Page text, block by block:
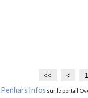
<< <
1
Penhars Infos sur le portail